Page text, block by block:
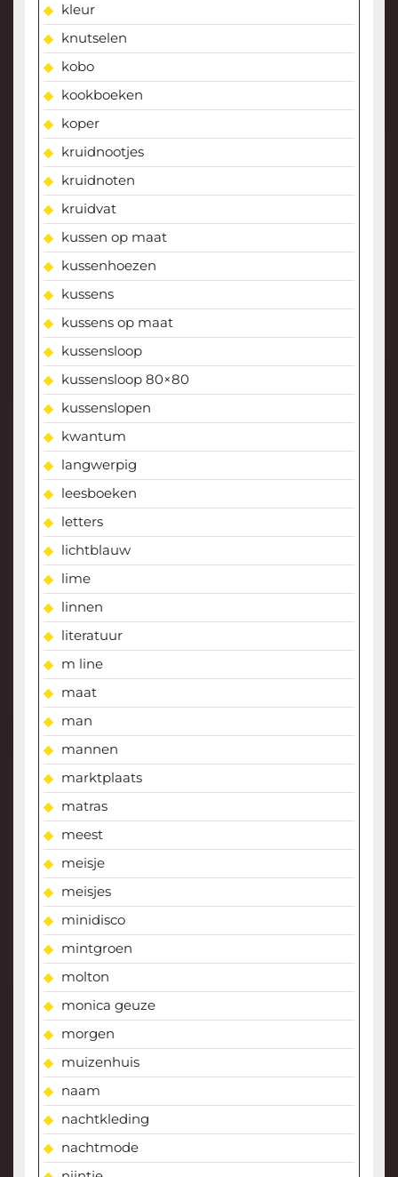
kleur
knutselen
kobo
kookboeken
koper
kruidnootjes
kruidnoten
kruidvat
kussen op maat
kussenhoezen
kussens
kussens op maat
kussensloop
kussensloop 80×80
kussenslopen
kwantum
langwerpig
leesboeken
letters
lichtblauw
lime
linnen
literatuur
m line
maat
man
mannen
marktplaats
matras
meest
meisje
meisjes
minidisco
mintgroen
molton
monica geuze
morgen
muizenhuis
naam
nachtkleding
nachtmode